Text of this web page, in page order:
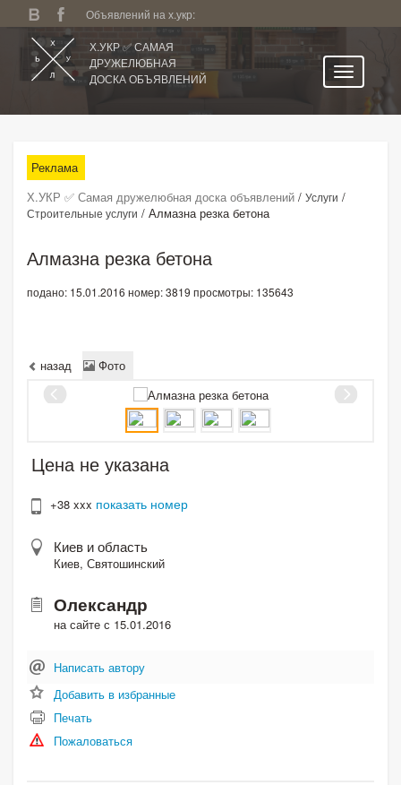
Объявлений на х.укр:
Х.УКР ✅ САМАЯ
ДРУЖЕЛЮБНАЯ
ДОСКА ОБЪЯВЛЕНИЙ
Все регионы
Категории
Избранное
Поиск по сайту
Подать объявление
Реклама
Х.УКР ✅ Самая дружелюбная доска объявлений / Услуги /
Строительные услуги / Алмазна резка бетона
Алмазна резка бетона
подано: 15.01.2016 номер: 3819 просмотры: 135643
назад Фото
Цена не указана
+38 xxx показать номер
Киев и область
Киев, Святошинский
Олександр
на сайте с 15.01.2016
Написать автору
Добавить в избранные
Печать
Пожаловаться